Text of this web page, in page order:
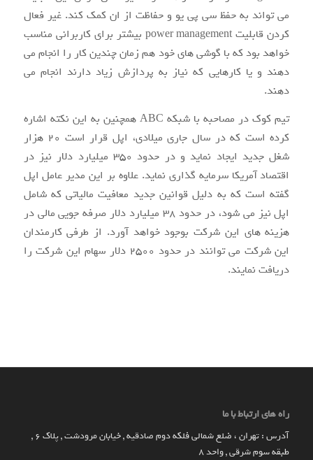
می تواند به حفظ سی پی یو و حفاظت از ان کمک کند. غیر فعال
کردن قابلیت power management بیشتر برای کاربرانی مناسب
خواهد بود که با گوشی های خود هم زمان چندین کار را انجام می
دهند و یا کارهایی که نیاز به پردازش زیاد دارند انجام می
دهند.
تیم کوک در مصاحبه با شبکه ABC همچنین به این نکته اشاره
کرده است که در سال جاری میلادی، اپل قرار است ۲۰ هزار
شغل جدید ایجاد نماید و در حدود ۳۵۰ میلیارد دلار نیز در
اقتصاد آمریکا سرمایه گذاری نماید. علاوه بر این مدیر عامل اپل
گفته است که به دلیل قوانین جدید معافیت مالیاتی که شامل
اپل نیز می شود، در حدود ۳۸ میلیارد دلار صرفه جویی مالی در
هزینه های این شرکت بوجود خواهد آورد. از طرفی کارمندان
این شرکت می توانند در حدود ۲۵۰۰ دلار سهام این شرکت را
دریافت نمایند.
راه های ارتباط با ما
آدرس : تهران ، ضلع شمالی فلکه دوم صادقیه , خیابان مرودشت , پلاک ۶ ,
طبقه سوم شرقی , واحد ۸